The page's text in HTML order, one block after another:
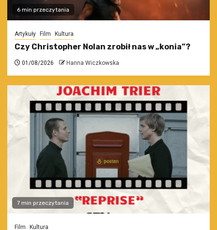
6 min przeczytania
Artykuły Film Kultura
Czy Christopher Nolan zrobił nas w „konia”?
01/08/2026 Hanna Wiczkowska
7 min przeczytania
Film Kultura